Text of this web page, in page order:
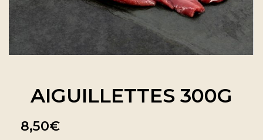
AIGUILLETTES 300G
8,50€